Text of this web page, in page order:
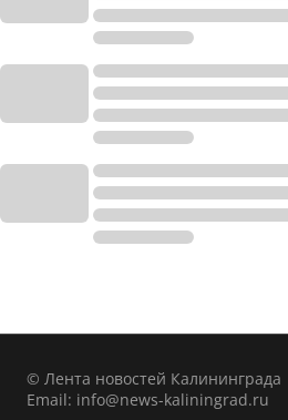
© Лента новостей Калининграда
Email: info@news-kaliningrad.ru